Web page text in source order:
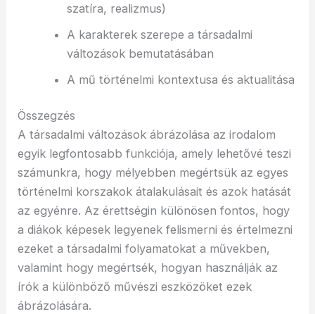
szatíra, realizmus)
A karakterek szerepe a társadalmi
változások bemutatásában
A mű történelmi kontextusa és aktualitása
Összegzés
A társadalmi változások ábrázolása az irodalom
egyik legfontosabb funkciója, amely lehetővé teszi
számunkra, hogy mélyebben megértsük az egyes
történelmi korszakok átalakulásait és azok hatását
az egyénre. Az érettségin különösen fontos, hogy
a diákok képesek legyenek felismerni és értelmezni
ezeket a társadalmi folyamatokat a művekben,
valamint hogy megértsék, hogyan használják az
írók a különböző művészi eszközöket ezek
ábrázolására.